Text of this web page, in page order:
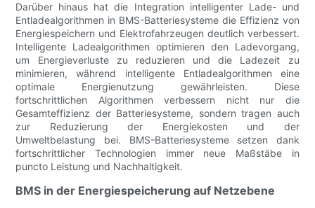
Darüber hinaus hat die Integration intelligenter Lade- und
Entladealgorithmen in BMS-Batteriesysteme die Effizienz von
Energiespeichern und Elektrofahrzeugen deutlich verbessert.
Intelligente Ladealgorithmen optimieren den Ladevorgang,
um Energieverluste zu reduzieren und die Ladezeit zu
minimieren, während intelligente Entladealgorithmen eine
optimale Energienutzung gewährleisten. Diese
fortschrittlichen Algorithmen verbessern nicht nur die
Gesamteffizienz der Batteriesysteme, sondern tragen auch
zur Reduzierung der Energiekosten und der
Umweltbelastung bei. BMS-Batteriesysteme setzen dank
fortschrittlicher Technologien immer neue Maßstäbe in
puncto Leistung und Nachhaltigkeit.
BMS in der Energiespeicherung auf Netzebene